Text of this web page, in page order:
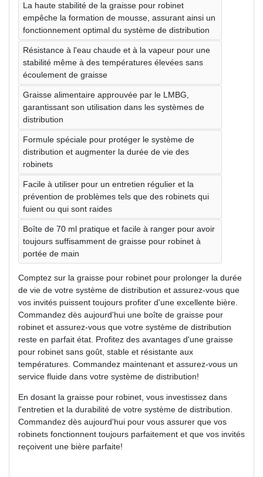
La haute stabilité de la graisse pour robinet
empêche la formation de mousse, assurant ainsi un
fonctionnement optimal du système de distribution
Résistance à l'eau chaude et à la vapeur pour une
stabilité même à des températures élevées sans
écoulement de graisse
Graisse alimentaire approuvée par le LMBG,
garantissant son utilisation dans les systèmes de
distribution
Formule spéciale pour protéger le système de
distribution et augmenter la durée de vie des
robinets
Facile à utiliser pour un entretien régulier et la
prévention de problèmes tels que des robinets qui
fuient ou qui sont raides
Boîte de 70 ml pratique et facile à ranger pour avoir
toujours suffisamment de graisse pour robinet à
portée de main
Comptez sur la graisse pour robinet pour prolonger la durée
de vie de votre système de distribution et assurez-vous que
vos invités puissent toujours profiter d'une excellente bière.
Commandez dès aujourd'hui une boîte de graisse pour
robinet et assurez-vous que votre système de distribution
reste en parfait état. Profitez des avantages d'une graisse
pour robinet sans goût, stable et résistante aux
températures. Commandez maintenant et assurez-vous un
service fluide dans votre système de distribution!
En dosant la graisse pour robinet, vous investissez dans
l'entretien et la durabilité de votre système de distribution.
Commandez dès aujourd'hui pour vous assurer que vos
robinets fonctionnent toujours parfaitement et que vos invités
reçoivent une bière parfaite!